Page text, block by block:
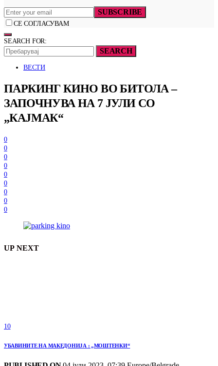
SUBSCRIBE
СЕ СОГЛАСУВАМ
SEARCH FOR:
SEARCH
ВЕСТИ
ПАРКИНГ КИНО ВО БИТОЛА –
ЗАПОЧНУВА НА 7 ЈУЛИ СО
„КАЈМАК“
0
0
0
0
0
0
0
0
0
UP NEXT
10
УБАВИНИТЕ НА МАКЕДОНИЈА : „МОШТЕНКИ“